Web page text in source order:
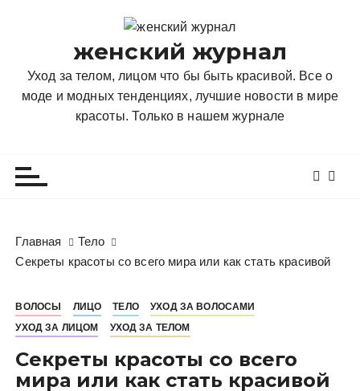
женский журнал
Уход за телом, лицом что бы быть красивой. Все о
моде и модных тенденциях, лучшие новости в мире
красоты. Только в нашем журнале
Главная
Тело
Секреты красоты со всего мира или как стать красивой
ВОЛОСЫ ЛИЦО ТЕЛО
УХОД ЗА ВОЛОСАМИ
УХОД ЗА ЛИЦОМ
УХОД ЗА ТЕЛОМ
Секреты красоты со всего
мира или как стать красивой